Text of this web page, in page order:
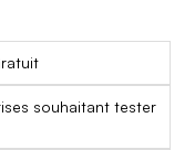
souhaitant tester